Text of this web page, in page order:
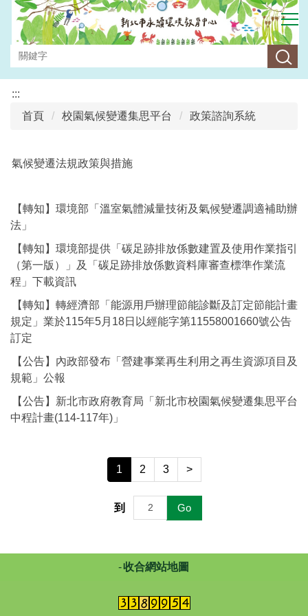
主
內
容
:::
首頁
校園氣候變遷集思平台 政策諮詢系統
氣候變遷法規政策與措施
【轉知】環境部「溫室氣體減量技術及氣候變遷調適補助辦
法」
【轉知】環境部提供「碳足跡排放係數建置及使用作業指引
（第一版）」及「碳足跡排放係數資料庫審查標準作業流
程」下載資訊
【轉知】轉經濟部「能源用戶辦理節能診斷及訂定節能計畫
規定」業於115年5月18日以經能字第11558001660號公告
訂定
【公告】內政部發布「營建事業再生利用之再生資源項目及
規範」公報
【公告】新北市政府教育局「新北市校園氣候變遷集思平台
中程計畫(114-117年)」
1 2 3 >
到 Go
收合網站地圖